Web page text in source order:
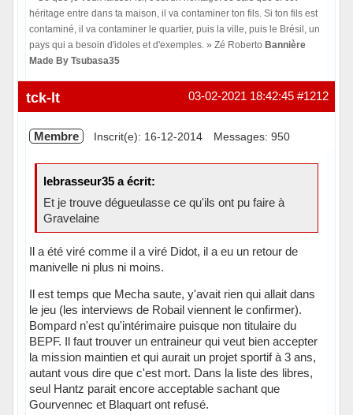
héritage entre dans ta maison, il va contaminer ton fils. Si ton fils est
contaminé, il va contaminer le quartier, puis la ville, puis le Brésil, un
pays qui a besoin d'idoles et d'exemples. » Zé Roberto Bannière
Made By Tsubasa35
Hors ligne #1212
03-02-2021 18:42:45
tck-lt
Membre Inscrit(e): 16-12-2014 Messages: 950
lebrasseur35 a écrit:
Et je trouve dégueulasse ce qu'ils ont pu faire à
Gravelaine
Il a été viré comme il a viré Didot, il a eu un retour de
manivelle ni plus ni moins.
Il est temps que Mecha saute, y'avait rien qui allait dans
le jeu (les interviews de Robail viennent le confirmer).
Bompard n'est qu'intérimaire puisque non titulaire du
BEPF. Il faut trouver un entraineur qui veut bien accepter
la mission maintien et qui aurait un projet sportif à 3 ans,
autant vous dire que c'est mort. Dans la liste des libres,
seul Hantz parait encore acceptable sachant que
Gourvennec et Blaquart ont refusé.